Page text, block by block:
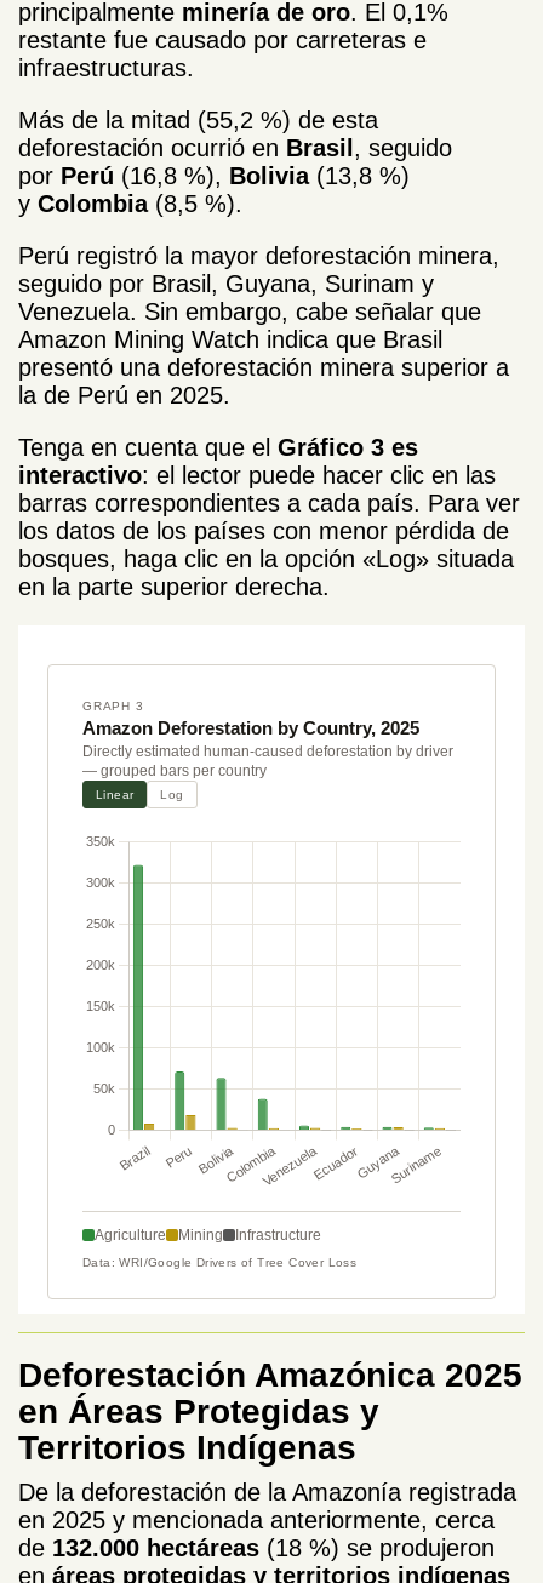
principalmente minería de oro. El 0,1%
restante fue causado por carreteras e
infraestructuras.
Más de la mitad (55,2 %) de esta
deforestación ocurrió en Brasil, seguido
por Perú (16,8 %), Bolivia(13,8 %)
y Colombia(8,5 %).
Perú registró la mayor deforestación minera,
seguido por Brasil, Guyana, Surinam y
Venezuela. Sin embargo, cabe señalar que
Amazon Mining Watch indica que Brasil
presentó una deforestación minera superior a
la de Perú en 2025.
Tenga en cuenta que el Gráfico 3 es
interactivo: el lector puede hacer clic en las
barras correspondientes a cada país. Para ver
los datos de los países con menor pérdida de
bosques, haga clic en la opción «Log» situada
en la parte superior derecha.
Deforestación Amazónica 2025
en Áreas Protegidas y
Territorios Indígenas
De la deforestación de la Amazonía registrada
en 2025 y mencionada anteriormente, cerca
de 132.000 hectáreas (18 %) se produjeron
en áreas protegidas y territorios indígenas